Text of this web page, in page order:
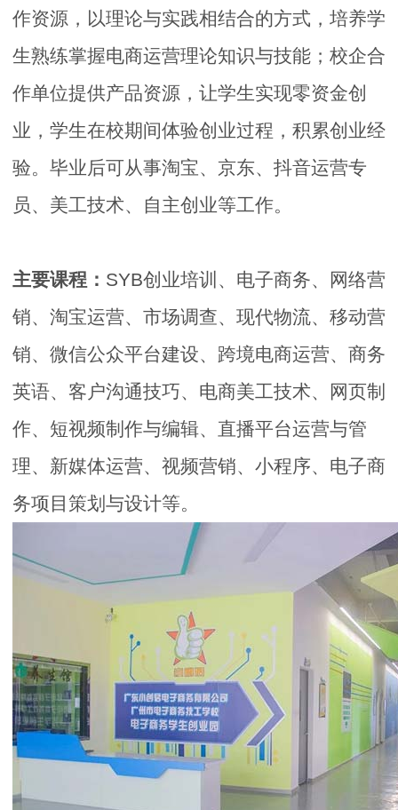
作资源，以理论与实践相结合的方式，培养学
生熟练掌握电商运营理论知识与技能；校企合
作单位提供产品资源，让学生实现零资金创
业，学生在校期间体验创业过程，积累创业经
验。毕业后可从事淘宝、京东、抖音运营专
员、美工技术、自主创业等工作。
主要课程： SYB创业培训、电子商务、网络营
销、淘宝运营、市场调查、现代物流、移动营
销、微信公众平台建设、跨境电商运营、商务
英语、客户沟通技巧、电商美工技术、网页制
作、短视频制作与编辑、直播平台运营与管
理、新媒体运营、视频营销、小程序、电子商
务项目策划与设计等。